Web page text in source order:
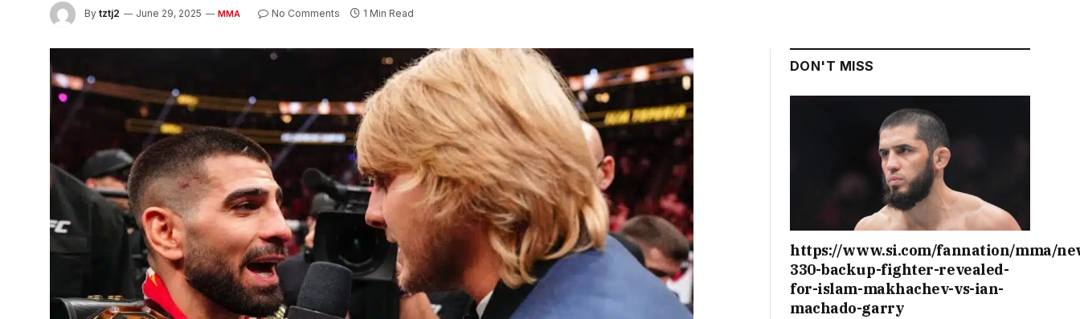
By tztj2 June 29, 2025 MMA No Comments 1 Min Read
DON'T MISS
https://www.si.com/fannation/mma/
330-backup-fighter-revealed-
for-islam-makhachev-vs-ian-
machado-garry